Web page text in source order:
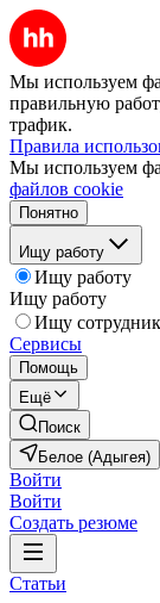
Мы используем
правильную
трафик.
Правила
Мы используем
файлов cookie
Понятно
Ищу работу
Ищу работу
Ищу работу
Ищу
Сервисы
Помощь
Ещё
Поиск
Белое (Адыгея)
Войти
Войти
Создать резюме
Статьи